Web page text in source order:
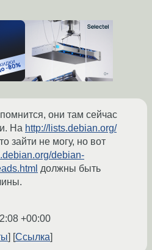
они там сейчас
На http://lists.debian.org/
зайти не могу, но вот
debian-
должны быть
+00:00
Ссылка